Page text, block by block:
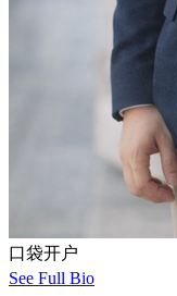
口袋开户
See Full Bio